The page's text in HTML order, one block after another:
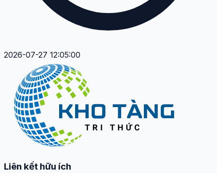
2026-07-27 12:05:00
Liên kết hữu ích